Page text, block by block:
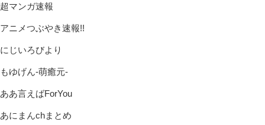
超マンガ速報
アニメつぶやき速報!!
にじいろびより
もゆげん-萌癒元-
ああ言えばForYou
あにまんchまとめ